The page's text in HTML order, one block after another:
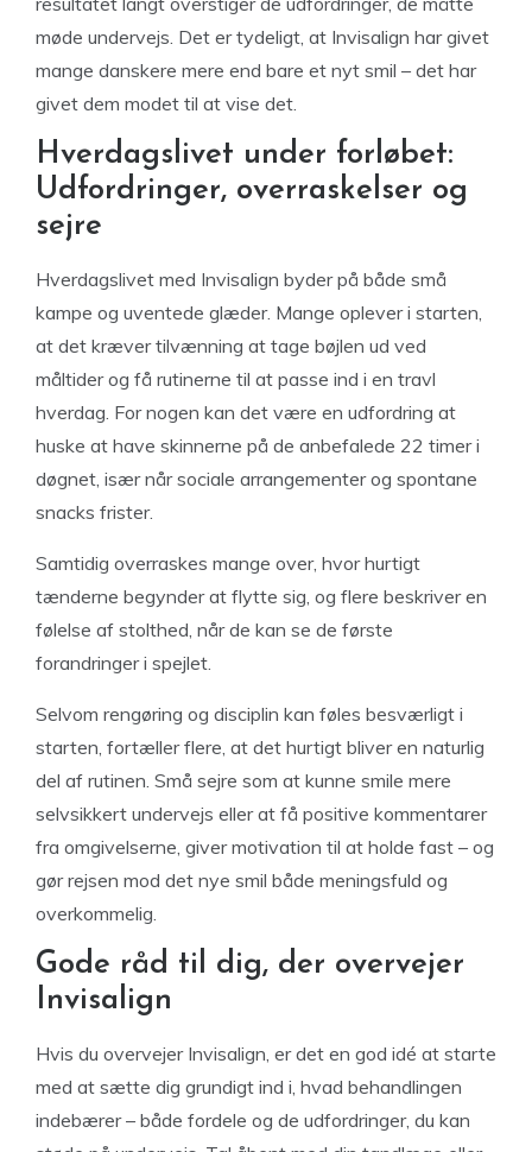
møde undervejs. Det er tydeligt, at Invisalign har givet
mange danskere mere end bare et nyt smil – det har
givet dem modet til at vise det.
Hverdagslivet under forløbet:
Udfordringer, overraskelser og
sejre
Hverdagslivet med Invisalign byder på både små
kampe og uventede glæder. Mange oplever i starten,
at det kræver tilvænning at tage bøjlen ud ved
måltider og få rutinerne til at passe ind i en travl
hverdag. For nogen kan det være en udfordring at
huske at have skinnerne på de anbefalede 22 timer i
døgnet, især når sociale arrangementer og spontane
snacks frister.
Samtidig overraskes mange over, hvor hurtigt
tænderne begynder at flytte sig, og flere beskriver en
følelse af stolthed, når de kan se de første
forandringer i spejlet.
Selvom rengøring og disciplin kan føles besværligt i
starten, fortæller flere, at det hurtigt bliver en naturlig
del af rutinen. Små sejre som at kunne smile mere
selvsikkert undervejs eller at få positive kommentarer
fra omgivelserne, giver motivation til at holde fast – og
gør rejsen mod det nye smil både meningsfuld og
overkommelig.
Gode råd til dig, der overvejer
Invisalign
Hvis du overvejer Invisalign, er det en god idé at starte
med at sætte dig grundigt ind i, hvad behandlingen
indebærer – både fordele og de udfordringer, du kan